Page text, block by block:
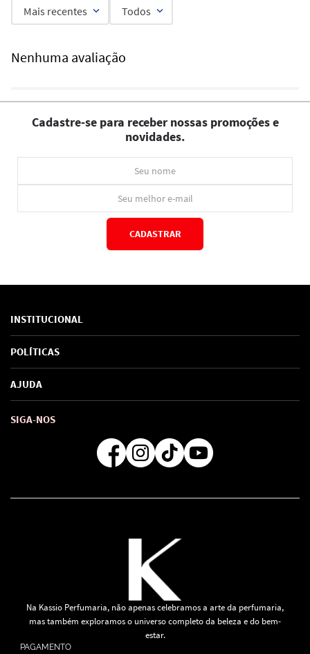
Mais recentes Todos
Nenhuma avaliação
Cadastre-se para receber nossas promoções e
novidades.
CADASTRAR
INSTITUCIONAL
Sobre Nós
Marcas
SAC de marcas
POLÍTICAS
Política de Privacidade
Troca e Devoluções
Formas de Pagamento
Regra de Frete Grátis
AJUDA
SIGA-NOS
Na Kassio Perfumaria, não apenas celebramos a arte da perfumaria,
mas também exploramos o universo completo da beleza e do bem-
estar.
PAGAMENTO